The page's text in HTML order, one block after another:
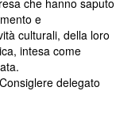
che hanno saputo
e
culturali, della loro
intesa come
delegato